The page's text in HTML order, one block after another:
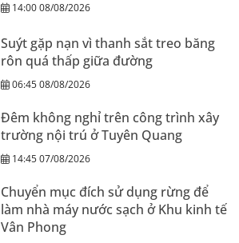
14:00 08/08/2026
Suýt gặp nạn vì thanh sắt treo băng
rôn quá thấp giữa đường
06:45 08/08/2026
Đêm không nghỉ trên công trình xây
trường nội trú ở Tuyên Quang
14:45 07/08/2026
Chuyển mục đích sử dụng rừng để
làm nhà máy nước sạch ở Khu kinh tế
Vân Phong